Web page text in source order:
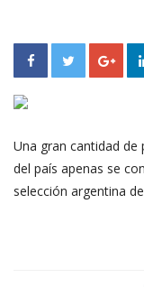
Una gran cantidad
del país apenas se
selección argentina